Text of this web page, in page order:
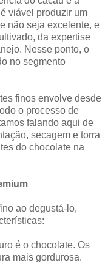
viável produzir um
não seja excelente, e
da expertise
Nesse ponto, o
no segmento
finos envolve desde
o processo de
falando aqui de
secagem e torra
do chocolate na
ao degustá-lo,
é o chocolate. Os
mais gordurosa.